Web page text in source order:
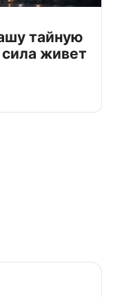
тайную
живет